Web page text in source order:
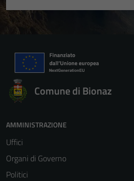
Comune di Bionaz
AMMINISTRAZIONE
Uffici
Organi di Governo
Politici